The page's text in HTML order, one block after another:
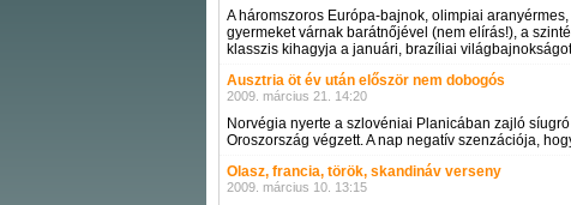
A háromszoros Európa-bajnok, olimpiai
gyermeket várnak barátnőjével (nem elírás!), a
klasszis kihagyja a januári, brazíliai
Ausztria öt év után először nem dobogós
2009. március 21. 14:20
Norvégia nyerte a szlovéniai Planicában zajló
Oroszország végzett. A nap negatív szenzációja,
Olasz, francia, török, skandináv verseny
2009. március 10. 13:15